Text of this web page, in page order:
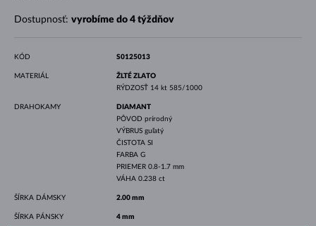
Dostupnosť: vyrobíme do 4 týždňov
KÓD S0125013
MATERIÁL
ŽLTÉ ZLATO
RÝDZOSŤ 14 kt 585/1000
DRAHOKAMY
DIAMANT
PÔVOD prírodný
VÝBRUS guľatý
ČISTOTA SI
FARBA G
PRIEMER 0.8-1.7 mm
VÁHA 0.238 ct
ŠÍRKA DÁMSKY 2.00 mm
ŠÍRKA PÁNSKY 4 mm